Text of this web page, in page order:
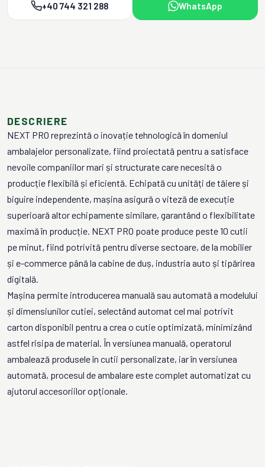
+40 744 321 288 WhatsApp
DESCRIERE
NEXT PRO reprezintă o inovație tehnologică în domeniul
ambalajelor personalizate, fiind proiectată pentru a satisface
nevoile companiilor mari și structurate care necesită o
producție flexibilă și eficientă. Echipată cu unități de tăiere și
biguire independente, mașina asigură o viteză de execuție
superioară altor echipamente similare, garantând o flexibilitate
maximă în producție. NEXT PRO poate produce peste 10 cutii
pe minut, fiind potrivită pentru diverse sectoare, de la mobilier
și e-commerce până la cabine de duș, industria auto și tipărirea
digitală.
Mașina permite introducerea manuală sau automată a modelului
și dimensiunilor cutiei, selectând automat cel mai potrivit
carton disponibil pentru a crea o cutie optimizată, minimizând
astfel risipa de material. În versiunea manuală, operatorul
ambalează produsele în cutii personalizate, iar în versiunea
automată, procesul de ambalare este complet automatizat cu
ajutorul accesoriilor opționale.